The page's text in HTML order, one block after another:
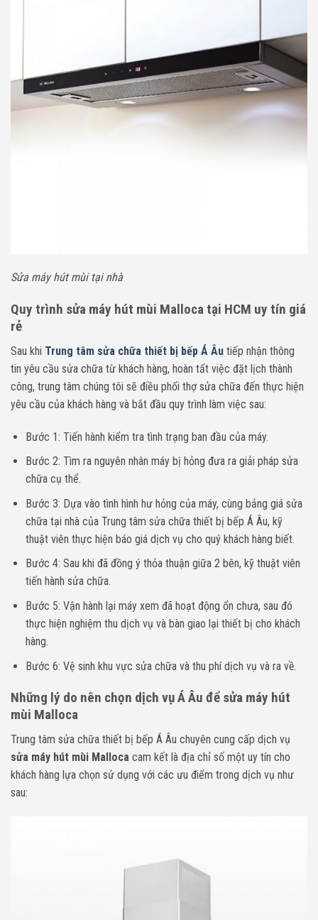
Sửa máy hút mùi tại nhà
Quy trình sửa máy hút mùi Malloca tại HCM uy tín giá
rẻ
Sau khi Trung tâm sửa chữa thiết bị bếp Á Âu tiếp nhận thông
tin yêu cầu sửa chữa từ khách hàng, hoàn tất việc đặt lịch thành
công, trung tâm chúng tôi sẽ điều phối thợ sửa chữa đến thực hiện
yêu cầu của khách hàng và bắt đầu quy trình làm việc sau:
Bước 1: Tiến hành kiểm tra tình trạng ban đầu của máy.
Bước 2: Tìm ra nguyên nhân máy bị hỏng đưa ra giải pháp sửa
chữa cụ thể.
Bước 3: Dựa vào tình hình hư hỏng của máy, cùng bảng giá sửa
chữa tại nhà của Trung tâm sửa chữa thiết bị bếp Á Âu, kỹ
thuật viên thực hiện báo giá dịch vụ cho quý khách hàng biết.
Bước 4: Sau khi đã đồng ý thỏa thuận giữa 2 bên, kỹ thuật viên
tiến hành sửa chữa.
Bước 5: Vận hành lại máy xem đã hoạt động ổn chưa, sau đó
thực hiện nghiệm thu dịch vụ và bàn giao lại thiết bị cho khách
hàng.
Bước 6: Vệ sinh khu vực sửa chữa và thu phí dịch vụ và ra về.
Những lý do nên chọn dịch vụ Á Âu để sửa máy hút
mùi Malloca
Trung tâm sửa chữa thiết bị bếp Á Âu chuyên cung cấp dịch vụ
sửa máy hút mùi Malloca cam kết là địa chỉ số một uy tín cho
khách hàng lựa chọn sử dụng với các ưu điểm trong dịch vụ như
sau: